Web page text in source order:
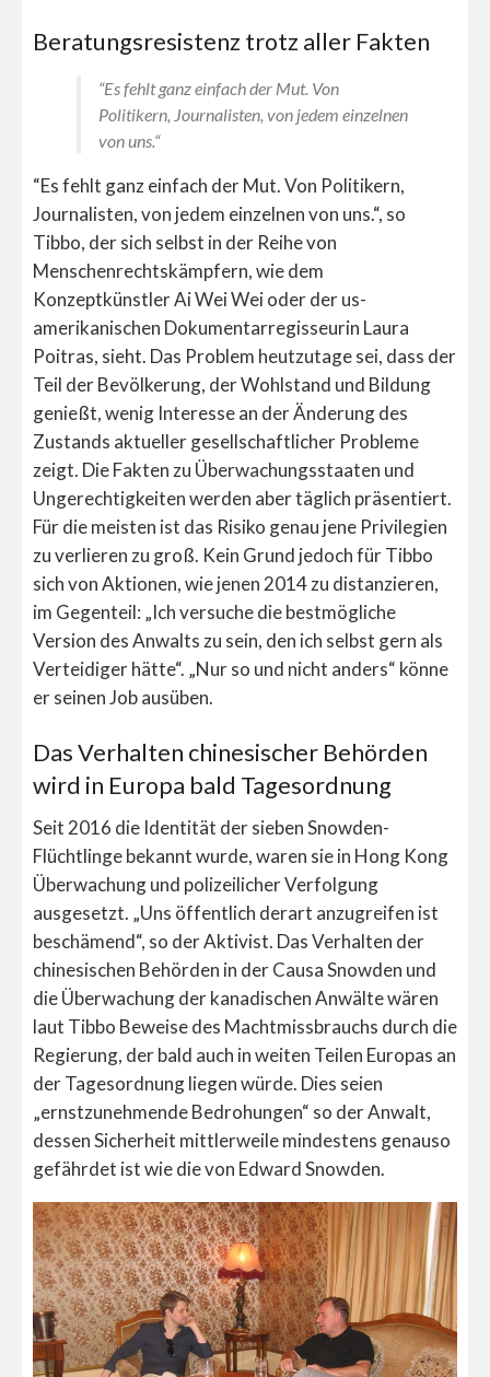
Beratungsresistenz trotz aller Fakten
“Es fehlt ganz einfach der Mut. Von
Politikern, Journalisten, von jedem einzelnen
von uns.“
“Es fehlt ganz einfach der Mut. Von Politikern,
Journalisten, von jedem einzelnen von uns.“, so
Tibbo, der sich selbst in der Reihe von
Menschenrechtskämpfern, wie dem
Konzeptkünstler Ai Wei Wei oder der us-
amerikanischen Dokumentarregisseurin Laura
Poitras, sieht. Das Problem heutzutage sei, dass der
Teil der Bevölkerung, der Wohlstand und Bildung
genießt, wenig Interesse an der Änderung des
Zustands aktueller gesellschaftlicher Probleme
zeigt. Die Fakten zu Überwachungsstaaten und
Ungerechtigkeiten werden aber täglich präsentiert.
Für die meisten ist das Risiko genau jene Privilegien
zu verlieren zu groß. Kein Grund jedoch für Tibbo
sich von Aktionen, wie jenen 2014 zu distanzieren,
im Gegenteil: „Ich versuche die bestmögliche
Version des Anwalts zu sein, den ich selbst gern als
Verteidiger hätte“. „Nur so und nicht anders“ könne
er seinen Job ausüben.
Das Verhalten chinesischer Behörden
wird in Europa bald Tagesordnung
Seit 2016 die Identität der sieben Snowden-
Flüchtlinge bekannt wurde, waren sie in Hong Kong
Überwachung und polizeilicher Verfolgung
ausgesetzt. „Uns öffentlich derart anzugreifen ist
beschämend“, so der Aktivist. Das Verhalten der
chinesischen Behörden in der Causa Snowden und
die Überwachung der kanadischen Anwälte wären
laut Tibbo Beweise des Machtmissbrauchs durch die
Regierung, der bald auch in weiten Teilen Europas an
der Tagesordnung liegen würde. Dies seien
„ernstzunehmende Bedrohungen“ so der Anwalt,
dessen Sicherheit mittlerweile mindestens genauso
gefährdet ist wie die von Edward Snowden.